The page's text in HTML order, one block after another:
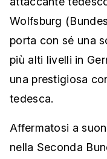
Wolfsburg
porta con sé una
più alti livelli in
una prestigiosa
tedesca.
Affermatosi a
nella Seconda